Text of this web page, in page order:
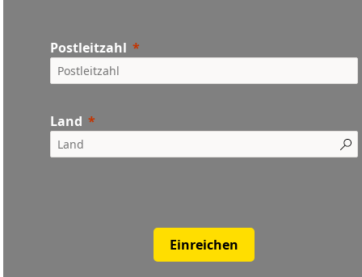
Postleitzahl
Land
Einreichen